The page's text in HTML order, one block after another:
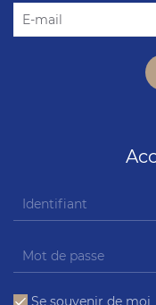
Se souvenir de moi